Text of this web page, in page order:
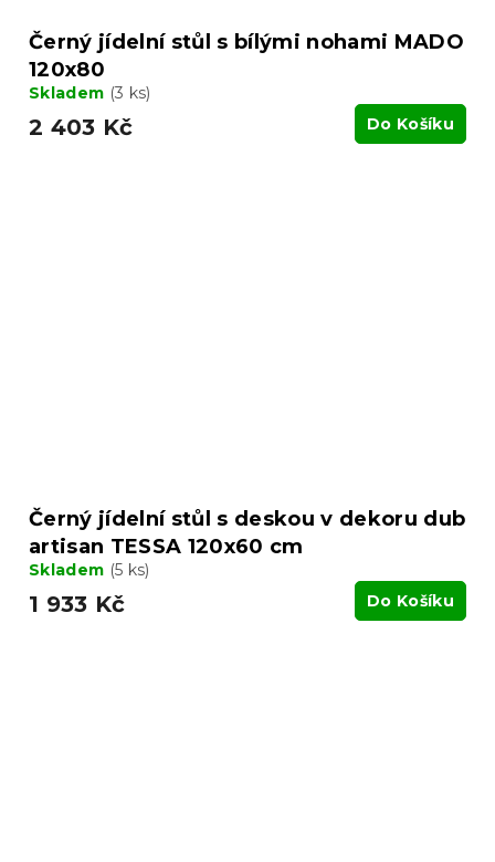
Černý jídelní stůl s bílými nohami MADO
120x80
Skladem (3 ks)
2 403 Kč Do Košíku
Černý jídelní stůl s deskou v dekoru dub
artisan TESSA 120x60 cm
Skladem (5 ks)
1 933 Kč Do Košíku